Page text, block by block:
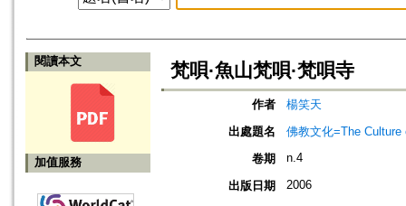
閱讀本文
加值服務
梵唄·魚山梵唄·梵唄寺
作者
楊笑天
出處題名
佛教文化=The
卷期
n.4
出版日期 2006